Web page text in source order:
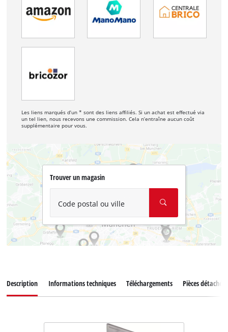
Les liens marqués d’un * sont des liens affiliés. Si un achat est effectué via
un tel lien, nous recevons une commission. Cela n’entraîne aucun coût
supplémentaire pour vous.
Trouver un magasin
Code postal ou ville
Description Informations techniques Téléchargements Pièces détachées